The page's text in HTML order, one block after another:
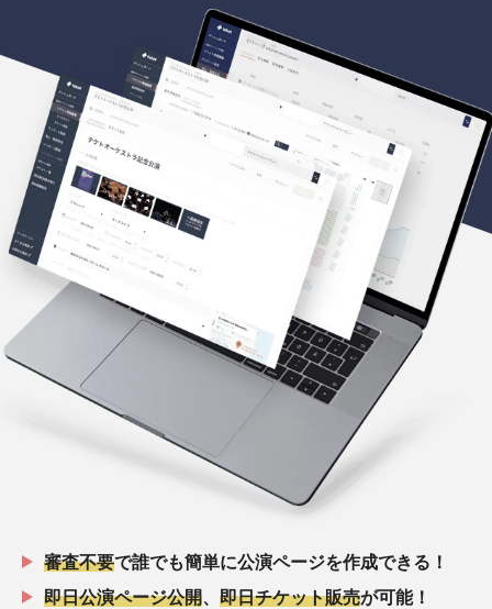
審査不要で誰でも簡単に公演ページを作成できる！
即日公演ページ公開
即日チケット販売が可能！